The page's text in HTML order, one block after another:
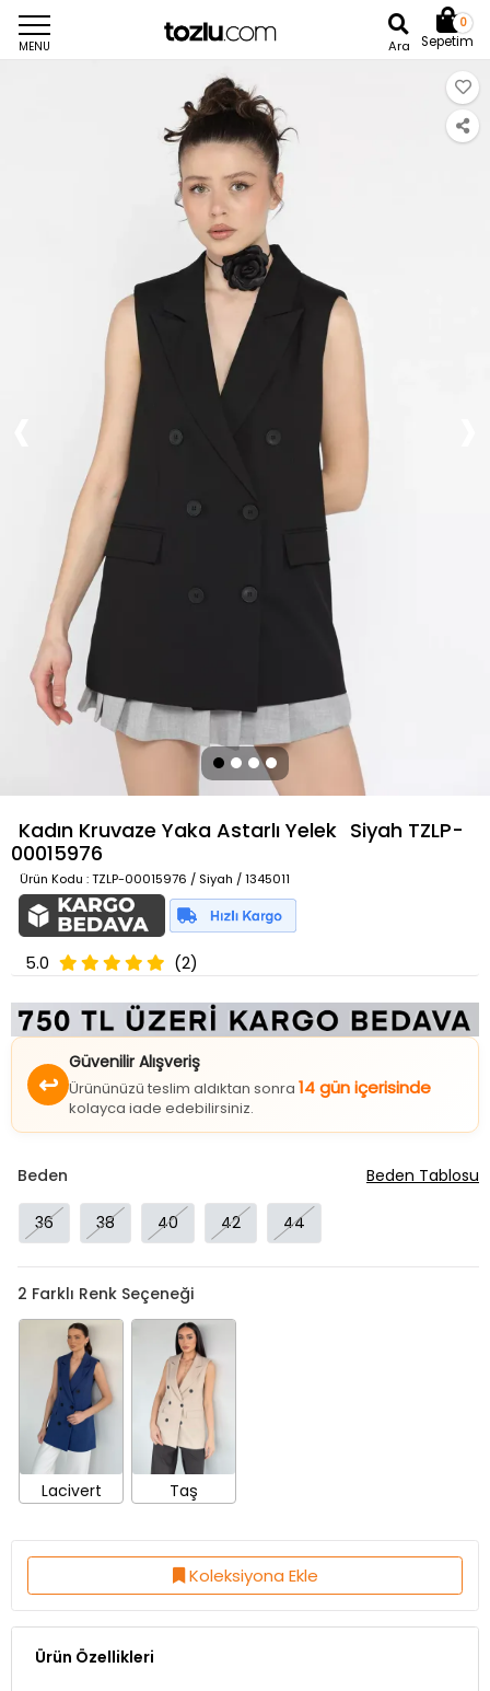
MENU Ara
0
Sepetim
Kadın Kruvaze Yaka Astarlı Yelek Siyah TZLP-
00015976
Ürün Kodu : TZLP-00015976 / Siyah / 1345011
5.0 (2)
↩
Güvenilir Alışveriş
Ürününüzü teslim aldıktan sonra 14 gün içerisinde
kolayca iade edebilirsiniz.
Beden
36 38 40 42 44
Beden Tablosu
2 Farklı Renk Seçeneği
Lacivert Taş
Koleksiyona Ekle
Ürün Özellikleri